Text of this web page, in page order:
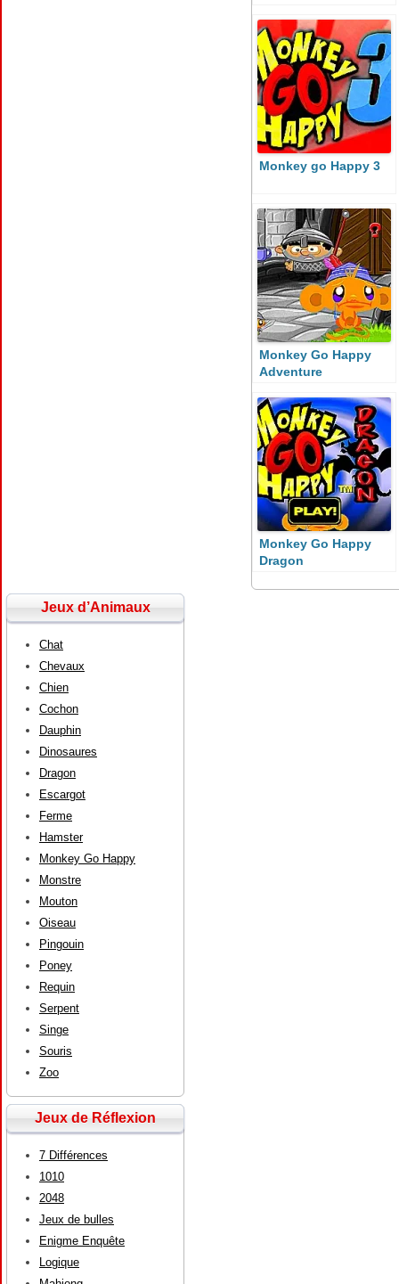
Monkey go Happy 3
Monkey Go Happy
Adventure
Monkey Go Happy
Dragon
Jeux d’Animaux
Chat
Chevaux
Chien
Cochon
Dauphin
Dinosaures
Dragon
Escargot
Ferme
Hamster
Monkey Go Happy
Monstre
Mouton
Oiseau
Pingouin
Poney
Requin
Serpent
Singe
Souris
Zoo
Jeux de Réflexion
7 Différences
1010
2048
Jeux de bulles
Enigme Enquête
Logique